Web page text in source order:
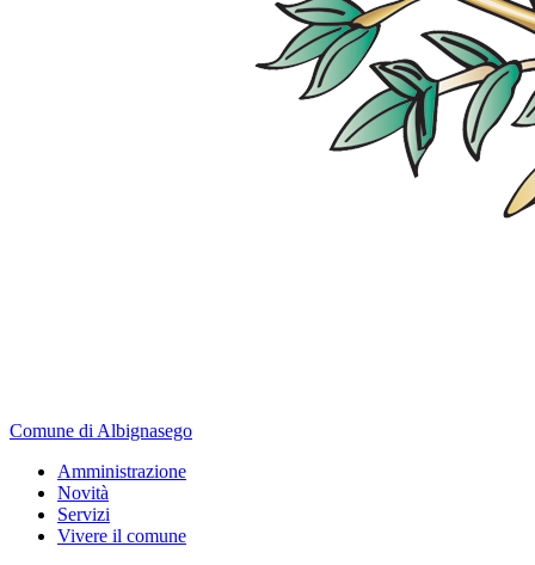
Comune di Albignasego
Amministrazione
Novità
Servizi
Vivere il comune